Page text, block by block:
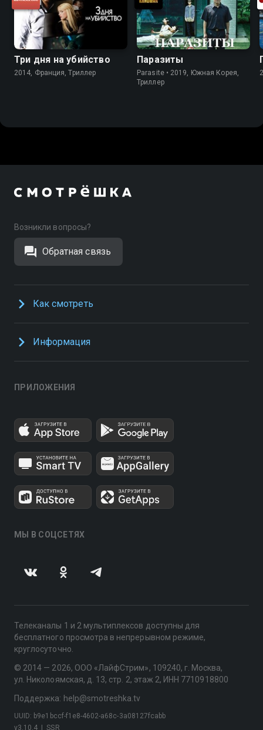
Три дня на убийство
2014, Франция, Триллер
Паразиты
Parasite • 2019, Южная Корея,
Триллер
Возникли вопросы?
Обратная связь
Как смотреть
Информация
ПРИЛОЖЕНИЯ
МЫ В СОЦСЕТЯХ
Телеканалы 1 и 2 мультиплексов доступны для
бесплатного просмотра в непрерывном режиме,
круглосуточно.
© 2014 — 2026, ООО «ЛайфСтрим», 109240, г. Москва,
ул. Николоямская, д. 13, стр. 2, этаж 2, ИНН 7710918800
Поддержка: help@smotreshka.tv
v3.10.4 SSR
UUID: b9e1bccf-f1e8-4602-a68c-3a08127fcabb